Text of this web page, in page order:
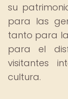
su
para las
tanto para
para el
visitantes
cultura.